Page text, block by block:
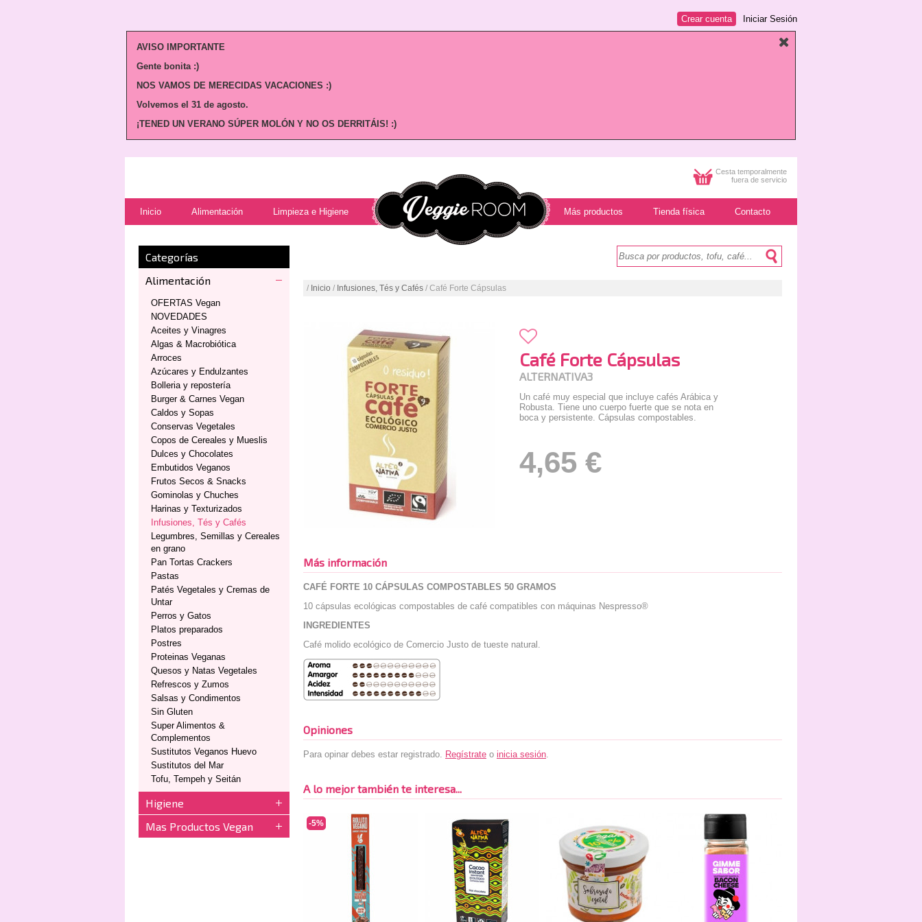
Iniciar Sesión
Crear cuenta
AVISO IMPORTANTE
Gente bonita :)
NOS VAMOS DE MERECIDAS VACACIONES :)
Volvemos el 31 de agosto.
¡TENED UN VERANO SÚPER MOLÓN Y NO OS DERRITÁIS! :)
Cesta temporalmente
fuera de servicio
Inicio Alimentación Limpieza e Higiene Más productos Tienda física Contacto
Categorías
Alimentación
OFERTAS Vegan
NOVEDADES
Aceites y Vinagres
Algas & Macrobiótica
Arroces
Azúcares y Endulzantes
Bolleria y repostería
Burger & Carnes Vegan
Caldos y Sopas
Conservas Vegetales
Copos de Cereales y Mueslis
Dulces y Chocolates
Embutidos Veganos
Frutos Secos & Snacks
Gominolas y Chuches
Harinas y Texturizados
Infusiones, Tés y Cafés
Legumbres, Semillas y Cereales
en grano
Pan Tortas Crackers
Pastas
Patés Vegetales y Cremas de
Untar
Perros y Gatos
Platos preparados
Postres
Proteinas Veganas
Quesos y Natas Vegetales
Refrescos y Zumos
Salsas y Condimentos
Sin Gluten
Super Alimentos &
Complementos
Sustitutos Veganos Huevo
Sustitutos del Mar
Tofu, Tempeh y Seitán
Higiene
Mas Productos Vegan
/ Inicio / Infusiones, Tés y Cafés / Café Forte Cápsulas
Café Forte Cápsulas
ALTERNATIVA3
Un café muy especial que incluye cafés Arábica y
Robusta. Tiene uno cuerpo fuerte que se nota en
boca y persistente. Cápsulas compostables.
4,65 €
Más información
CAFÉ FORTE 10 CÁPSULAS COMPOSTABLES 50 GRAMOS
10 cápsulas ecológicas compostables de café compatibles con máquinas Nespresso®
INGREDIENTES
Café molido ecológico de Comercio Justo de tueste natural.
Opiniones
Para opinar debes estar registrado. Regístrate o inicia sesión.
A lo mejor también te interesa...
-5%